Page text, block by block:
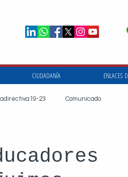
CIUDADANÍA ENLACES
23 Comunicado